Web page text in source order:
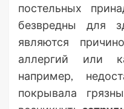
постельных
безвредны для
являются
аллергий или
например,
покрывала